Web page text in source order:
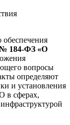
обеспечения
№ 184-ФЗ «О
вопросы
определяют
и установления
в сферах,